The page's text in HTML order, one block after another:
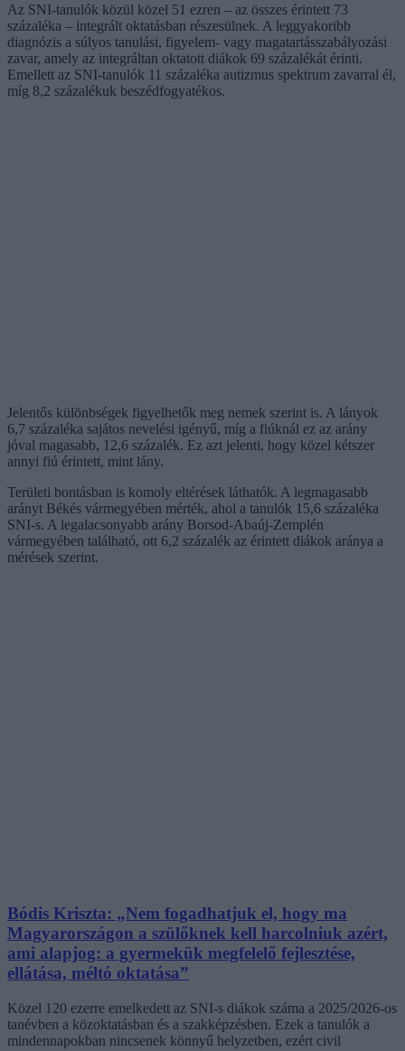
Az SNI-tanulók közül közel 51 ezren – az összes érintett 73
százaléka – integrált oktatásban részesülnek. A leggyakoribb
diagnózis a súlyos tanulási, figyelem- vagy magatartásszabályozási
zavar, amely az integráltan oktatott diákok 69 százalékát érinti.
Emellett az SNI-tanulók 11 százaléka autizmus spektrum zavarral él,
míg 8,2 százalékuk beszédfogyatékos.
Jelentős különbségek figyelhetők meg nemek szerint is. A lányok
6,7 százaléka sajátos nevelési igényű, míg a fiúknál ez az arány
jóval magasabb, 12,6 százalék. Ez azt jelenti, hogy közel kétszer
annyi fiú érintett, mint lány.
Területi bontásban is komoly eltérések láthatók. A legmagasabb
arányt Békés vármegyében mérték, ahol a tanulók 15,6 százaléka
SNI-s. A legalacsonyabb arány Borsod-Abaúj-Zemplén
vármegyében található, ott 6,2 százalék az érintett diákok aránya a
mérések szerint.
Bódis Kriszta: „Nem fogadhatjuk el, hogy ma
Magyarországon a szülőknek kell harcolniuk azért,
ami alapjog: a gyermekük megfelelő fejlesztése,
ellátása, méltó oktatása”
Közel 120 ezerre emelkedett az SNI-s diákok száma a 2025/2026-os
tanévben a közoktatásban és a szakképzésben. Ezek a tanulók a
mindennapokban nincsenek könnyű helyzetben, ezért civil